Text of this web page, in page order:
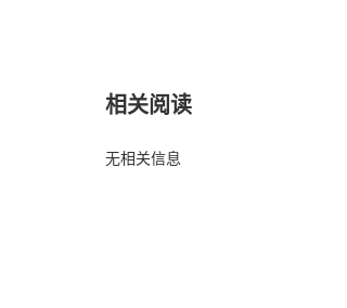
相关阅读
无相关信息